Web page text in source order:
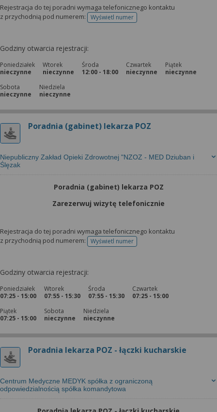
Rejestracja do tej poradni wymaga telefonicznego kontaktu
z przychodnią pod numerem:
Wyświetl numertelefonu do rejestracji
Godziny otwarcia rejestracji:
Poniedziałek
nieczynne
Wtorek
nieczynne
Środa
12:00 - 18:00
Czwartek
nieczynne
Piątek
nieczynne
Sobota
nieczynne
Niedziela
nieczynne
Poradnia (gabinet) lekarza POZ
Niepubliczny Zakład Opieki Zdrowotnej "NZOZ - MED Dziuban i
Ślęzak
Poradnia (gabinet) lekarza POZ
Zarezerwuj wizytę telefonicznie
Rejestracja do tej poradni wymaga telefonicznego kontaktu
z przychodnią pod numerem:
Wyświetl numertelefonu do rejestracji
Godziny otwarcia rejestracji:
Poniedziałek
07:25 - 15:00
Wtorek
07:55 - 15:30
Środa
07:55 - 15:30
Czwartek
07:25 - 15:00
Piątek
07:25 - 15:00
Sobota
nieczynne
Niedziela
nieczynne
Poradnia lekarza POZ - łączki kucharskie
Centrum Medyczne MEDYK spółka z ograniczoną
odpowiedzialnością spółka komandytowa